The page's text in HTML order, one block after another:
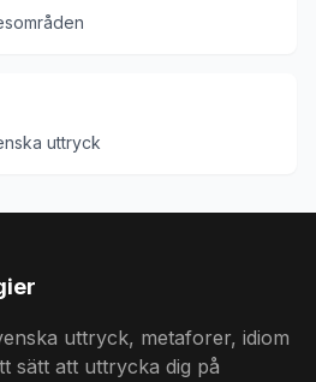
uttryck
uttryck, metaforer, idiom
sätt att uttrycka dig på